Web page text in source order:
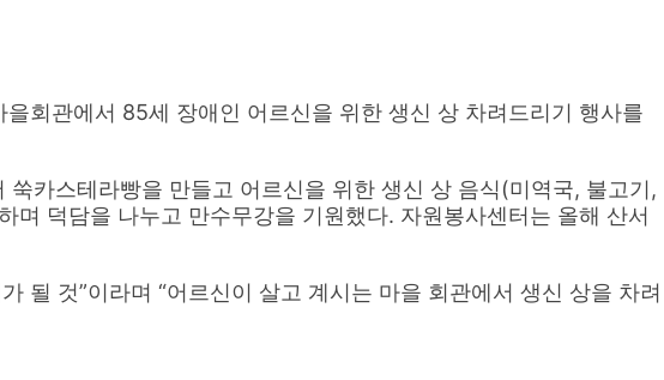
회관에서 85세 장애인 어르신을 위한 생신 상 차려드리기 행사를
카스테라빵을 만들고 어르신을 위한 생신 상 음식(미역국, 불고기,
덕담을 나누고 만수무강을 기원했다. 자원봉사센터는 올해 산서
될 것”이라며 “어르신이 살고 계시는 마을 회관에서 생신 상을 차려